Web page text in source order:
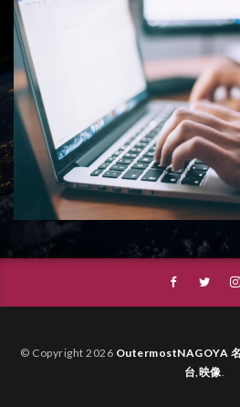
© Copyright 2026 OutermostNAGOYA
台,映像.